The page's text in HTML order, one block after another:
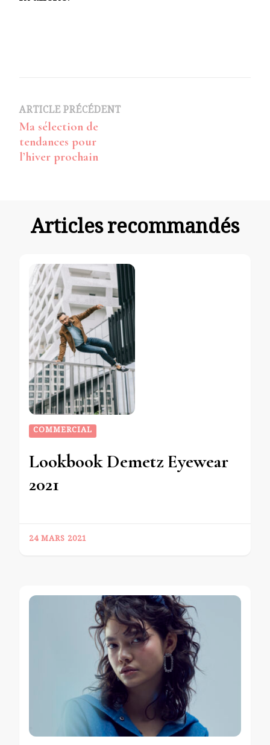
Navigation
d’article
ARTICLE PRÉCÉDENT
Ma sélection de
tendances pour
l’hiver prochain
Articles recommandés
COMMERCIAL
Lookbook Demetz Eyewear
2021
24 MARS 2021